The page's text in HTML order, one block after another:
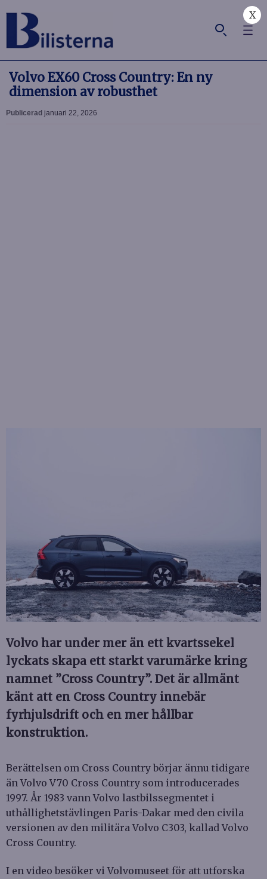
X
Volvo EX60 Cross Country: En ny
dimension av robusthet
Publicerad januari 22, 2026
Volvo har under mer än ett kvartssekel
lyckats skapa ett starkt varumärke kring
namnet ”Cross Country”. Det är allmänt
känt att en Cross Country innebär
fyrhjulsdrift och en mer hållbar
konstruktion.
Berättelsen om Cross Country börjar ännu tidigare
än Volvo V70 Cross Country som introducerades
1997. År 1983 vann Volvo lastbilssegmentet i
uthållighetstävlingen Paris-Dakar med den civila
versionen av den militära Volvo C303, kallad Volvo
Cross Country.
I en video besöker vi Volvomuseet för att utforska